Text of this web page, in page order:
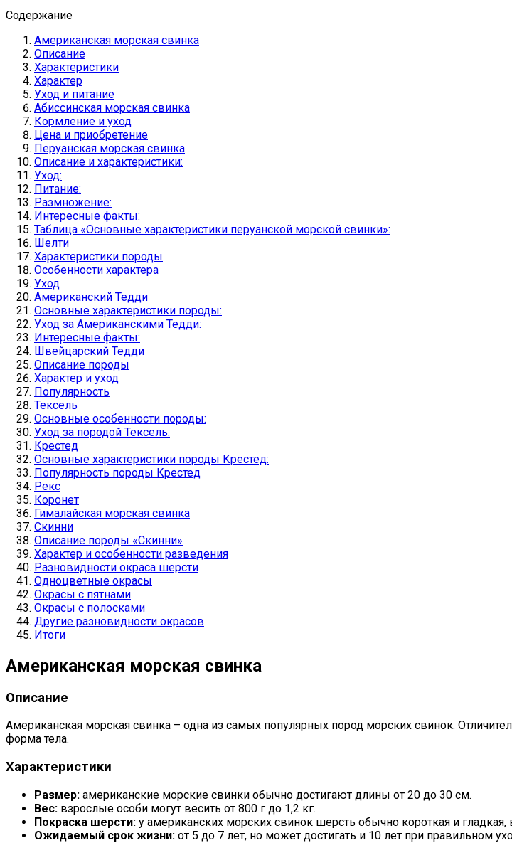
Содержание
Американская морская свинка
Описание
Характеристики
Характер
Уход и питание
Абиссинская морская свинка
Кормление и уход
Цена и приобретение
Перуанская морская свинка
Описание и характеристики:
Уход:
Питание:
Размножение:
Интересные факты:
Таблица «Основные характеристики перуанской морской свинки»:
Шелти
Характеристики породы
Особенности характера
Уход
Американский Тедди
Основные характеристики породы:
Уход за Американскими Тедди:
Интересные факты:
Швейцарский Тедди
Описание породы
Характер и уход
Популярность
Тексель
Основные особенности породы:
Уход за породой Тексель:
Крестед
Основные характеристики породы Крестед:
Популярность породы Крестед
Рекс
Коронет
Гималайская морская свинка
Скинни
Описание породы «Скинни»
Характер и особенности разведения
Разновидности окраса шерсти
Одноцветные окрасы
Окрасы с пятнами
Окрасы с полосками
Другие разновидности окрасов
Итоги
Американская морская свинка
Описание
Американская морская свинка – одна из самых популярных пород морских свинок.
форма тела.
Характеристики
Размер: американские морские свинки обычно достигают длины от 20 до 30 см.
Вес: взрослые особи могут весить от 800 г до 1,2 кг.
Покраска шерсти: у американских морских свинок шерсть обычно короткая и
Ожидаемый срок жизни: от 5 до 7 лет, но может достигать и 10 лет при правильном